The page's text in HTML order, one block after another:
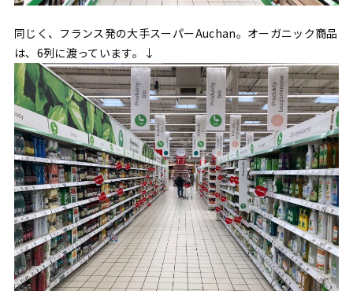
同じく、フランス発の大手スーパーAuchan。オーガニック商品
は、6列に渡っています。↓